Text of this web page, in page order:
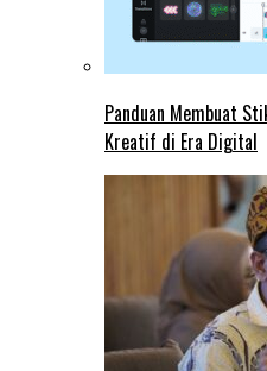
Panduan Membuat
Kreatif di Era Digital